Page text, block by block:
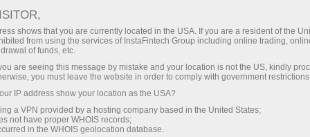
مع إنستا فوركس، يمكنك الوصول إلى
إلى 1:5000، وبعض من أفضل فروق
الأسعار والعمولات في السوق، وظروف
مواتية لتداول الأسهم والمؤشرات
30% مكافأة
لكل إيداع
سرعة
في التجارة وعلى الطريق السريع
shows that you are currently located in the USA. If you are a resident of the
from using the services of InstaFintech Group including online trading,
of funds, etc.
are seeing this message by mistake and your location is not the US, kindly
you must leave the website in order to comply with government
IP address show your location as the USA?
a VPN provided by a hosting company based in the United States;
not have proper WHOIS records;
in the WHOIS geolocation database.